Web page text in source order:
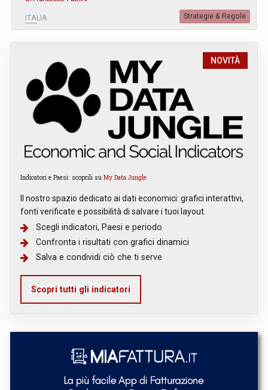
ITALIA Strategie & Regole
NOVITÀ
Indicatori e Paesi: scoprili su My Data Jungle
Il nostro spazio dedicato ai dati economici: grafici interattivi,
fonti verificate e possibilità di salvare i tuoi layout.
Scegli indicatori, Paesi e periodo
Confronta i risultati con grafici dinamici
Salva e condividi ciò che ti serve
Scopri tutti gli indicatori